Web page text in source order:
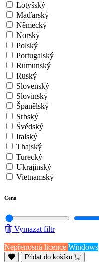
Lotyšský
Maďarský
Německý
Norský
Polský
Portugalský
Rumunský
Ruský
Slovenský
Slovinský
Španělský
Srbský
Švédský
Italský
Thajský
Turecký
Ukrajinský
Vietnamský
Cena
Vymazat filtr
Nepřenosná licence Windows
Přidat do košíku